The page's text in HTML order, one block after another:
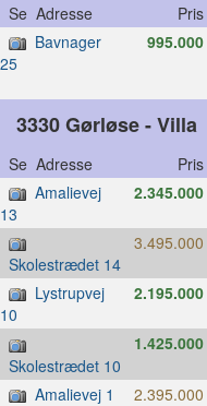
Se Adresse Pris
Bavnager
25
995.000
3330 Gørløse - Villa
Se Adresse Pris
Amalievej
13
2.345.000
Skolestrædet 14
3.495.000
Lystrupvej
10
2.195.000
Skolestrædet 10
1.425.000
Amalievej 1
2.395.000